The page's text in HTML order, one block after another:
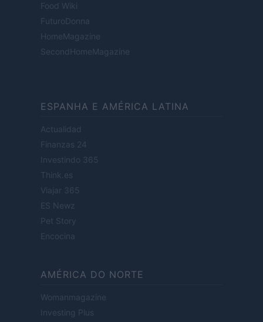
Food Wiki
FuturoDonna
HomeMagazine
SecondHomeMagazine
ESPANHA E AMÉRICA LATINA
Actualidad
Finanzas 24
Investindo 365
Think.es
Viajar 365
ES Newz
Pet Story
Encocina
AMÉRICA DO NORTE
Womanmagazine
Investing Plus